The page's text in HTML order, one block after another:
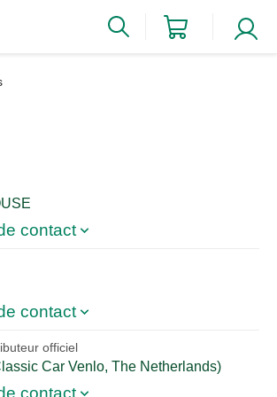
contact
B-2800 Mechelen
:
Friday: from 9.30 am to 17.30pm.
contact
MILANA 50 08810 SANT PERE DE
officiel
Car Venlo, The Netherlands)
contact